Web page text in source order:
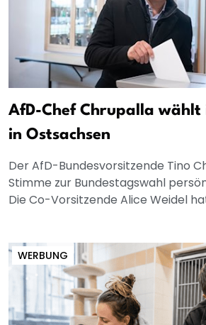
AfD-Chef Chrupalla wählt
in Ostsachsen
Der AfD-Bundesvorsitzende Tino
Stimme zur Bundestagswahl
Die Co-Vorsitzende Alice Weidel
WERBUNG